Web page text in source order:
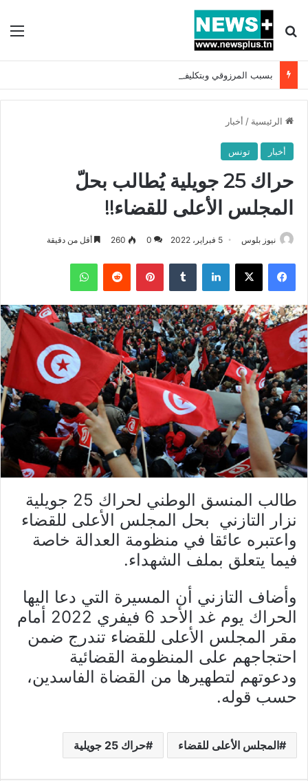
بحث عن
الرئيسية / أخبار
أخبار تونس
حراك 25 جويلية يُطالب بحلّ
المجلس الأعلى للقضاء!!
نيوز بلوس 5 فبراير، 2022 0
260 أقل من دقيقة
فيسبوك X لينكدإن بينتيريست واتساب
طالب المنسق الوطني لحراك 25 جويلية
نزار التازني بحل المجلس الأعلى للقضاء
واعتبره عائقا في منظومة العدالة خاصة
فيما يتعلق بملف الشهداء.
وأضاف التازني أن المسيرة التي دعا اليها
الحراك يوم غد الأحد 6 فيفري 2022 أمام
مقر المجلس الأعلى للقضاء تندرج ضمن
احتجاجهم على المنظومة القضائية
ودعوتهم لتطهيرها من القضاة الفاسدين،
حسب قوله.
المجلس الأعلى للقضاء حراك 25 جويلية